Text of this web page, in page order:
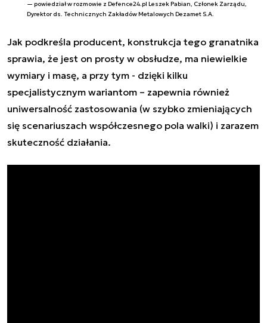
powiedział w rozmowie z Defence24.pl Leszek Pabian, Członek Zarządu,
Dyrektor ds. Technicznych Zakładów Metalowych Dezamet S.A.
Jak podkreśla producent, konstrukcja tego granatnika
sprawia, że jest on prosty w obsłudze, ma niewielkie
wymiary i masę, a przy tym - dzięki kilku
specjalistycznym wariantom – zapewnia również
uniwersalność zastosowania (w szybko zmieniających
się scenariuszach współczesnego pola walki) i zarazem
skuteczność działania.